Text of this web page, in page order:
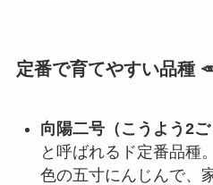
定番で育てやすい品種
向陽二号（こうよう2ご
と呼ばれるド定番品種
色の五寸にんじんで、